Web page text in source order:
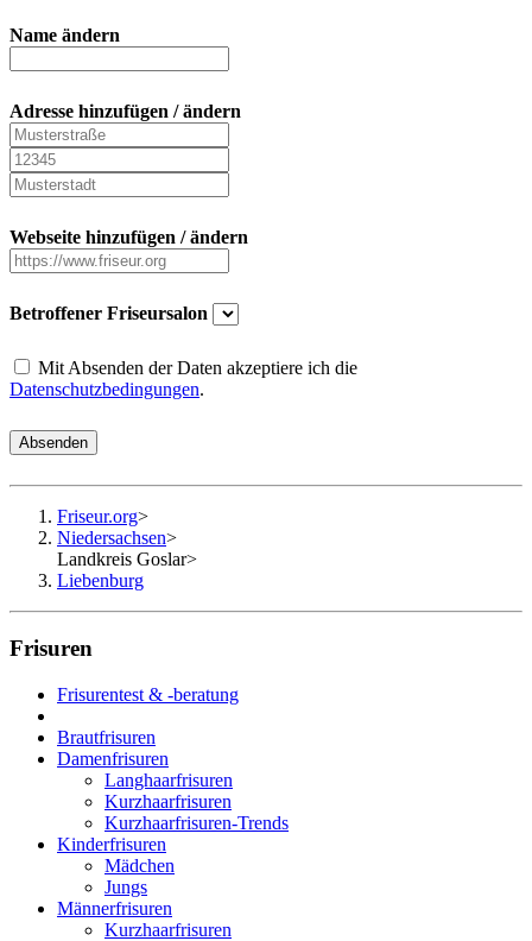
Name ändern
Adresse hinzufügen / ändern
Webseite hinzufügen / ändern
Betroffener Friseursalon
Mit Absenden der Daten akzeptiere ich die
Datenschutzbedingungen.
Absenden
Friseur.org>
Niedersachsen>
Landkreis Goslar>
Liebenburg
Frisuren
Frisurentest & -beratung
Brautfrisuren
Damenfrisuren
Langhaarfrisuren
Kurzhaarfrisuren
Kurzhaarfrisuren-Trends
Kinderfrisuren
Mädchen
Jungs
Männerfrisuren
Kurzhaarfrisuren